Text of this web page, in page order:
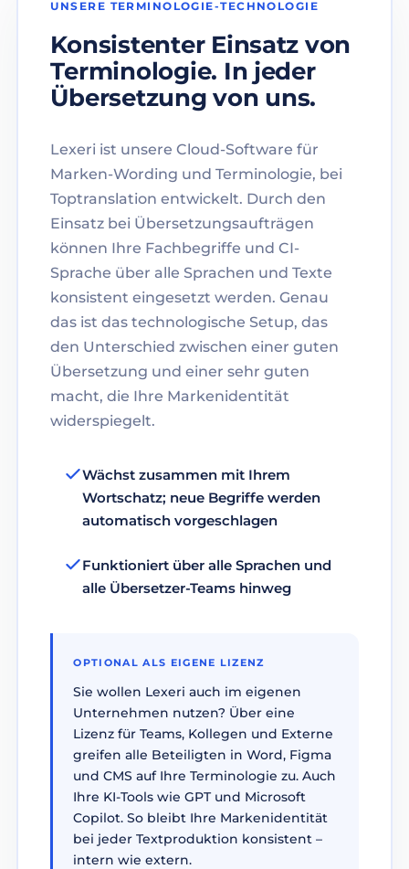
UNSERE TERMINOLOGIE-TECHNOLOGIE
Konsistenter Einsatz von
Terminologie. In jeder
Übersetzung von uns.
Lexeri ist unsere Cloud-Software für
Marken-Wording und Terminologie, bei
Toptranslation entwickelt. Durch den
Einsatz bei Übersetzungsaufträgen
können Ihre Fachbegriffe und CI-
Sprache über alle Sprachen und Texte
konsistent eingesetzt werden. Genau
das ist das technologische Setup, das
den Unterschied zwischen einer guten
Übersetzung und einer sehr guten
macht, die Ihre Markenidentität
widerspiegelt.
Wächst zusammen mit Ihrem
Wortschatz; neue Begriffe werden
automatisch vorgeschlagen
Funktioniert über alle Sprachen und
alle Übersetzer-Teams hinweg
OPTIONAL ALS EIGENE LIZENZ
Sie wollen Lexeri auch im eigenen
Unternehmen nutzen? Über eine
Lizenz für Teams, Kollegen und Externe
greifen alle Beteiligten in Word, Figma
und CMS auf Ihre Terminologie zu. Auch
Ihre KI-Tools wie GPT und Microsoft
Copilot. So bleibt Ihre Markenidentität
bei jeder Textproduktion konsistent –
intern wie extern.